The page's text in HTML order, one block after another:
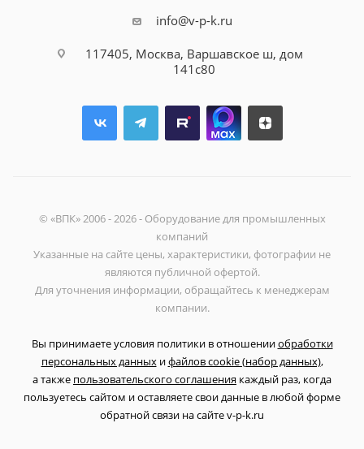
info@v-p-k.ru
117405, Москва, Варшавское ш, дом
141с80
© «ВПК» 2006 - 2026 - Оборудование для промышленных
компаний
Указанные на сайте цены, характеристики, фотографии не
являются публичной офертой.
Для уточнения информации, обращайтесь к менеджерам
компании.
Вы принимаете условия политики в отношенииобработки
персональных данныхифайлов cookie (набор данных),
а также пользовательского соглашения каждый раз, когда
пользуетесь сайтом и оставляете свои данные в любой форме
обратной связи на сайте v-p-k.ru